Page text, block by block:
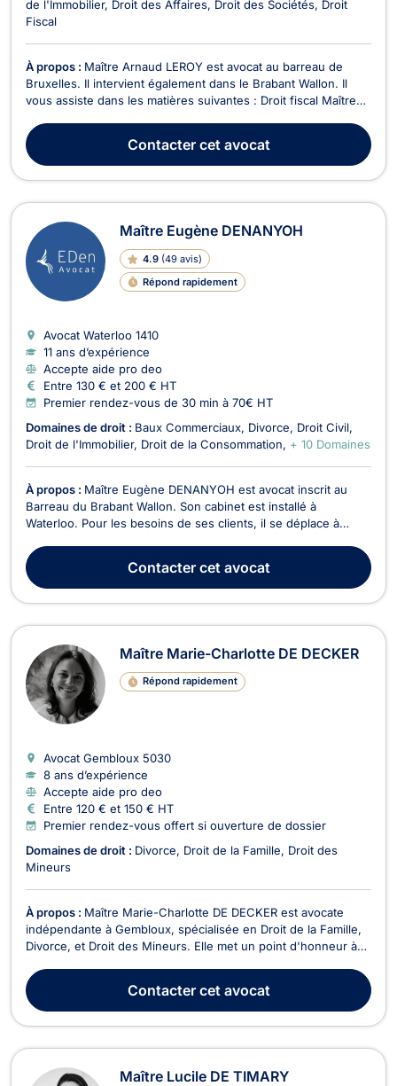
de l'Immobilier Droit des Affaires Droit des Sociétés Droit
Fiscal
À propos : Maître Arnaud LEROY est avocat au barreau de
Bruxelles. Il intervient également dans le Brabant Wallon. Il
vous assiste dans les matières suivantes : Droit fiscal Maître
fiscal belge et international. Entre autres : Fiscalité des
revenus mobiliers.Impôt des sociétés.Fi...
Contactercet avocat
Maître Eugène DENANYOH
4.9 (49 avis)
Répond rapidement
Avocat Waterloo 1410
11 ans d’expérience
Accepte aide pro deo
Entre 130 € et 200 € HT
Premier rendez-vous de 30 min à 70€ HT
Domaines de droit : Baux Commerciaux Divorce
Droit Civil
Droit de l'Immobilier Droit de la Consommation + 10 Domaines
À propos : Maître Eugène DENANYOH est avocat inscrit au
Barreau du Brabant Wallon. Son cabinet est installé à
Waterloo. Pour les besoins de ses clients, il se déplace à
du Royaume. Maître Eugène DENANYOH intervient en droit de
la faillite, pour les procédures sur aveu ou s...
Contactercet avocat
Maître Marie-Charlotte DE DECKER
Répond rapidement
Avocat Gembloux 5030
8 ans d’expérience
Accepte aide pro deo
Entre 120 € et 150 € HT
Premier rendez-vous offert si ouverture de dossier
Domaines de droit : Divorce Droit de la Famille
Droit des
Mineurs
À propos : Maître Marie-Charlotte DE DECKER est avocate
indépendante à Gembloux, spécialisée en Droit de la Famille,
Divorce, et Droit des Mineurs. Elle met un point d'honneur à
à l'écoute de leurs besoins et en les guidant à chaque étape
de leur démarche juridique. En Droi...
Contactercet avocat
Maître Lucile DE TIMARY